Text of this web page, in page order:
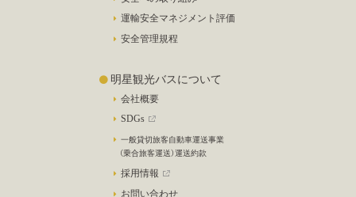
運輸安全マネジメント評価
安全管理規程
明星観光バスについて
会社概要
SDGs
一般貸切旅客自動車運送事業
（乗合旅客運送）運送約款
採用情報
お問い合わせ